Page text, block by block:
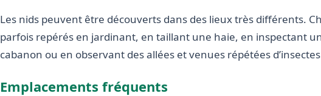
Les nids peuvent être découverts dans des lieux très différents.
parfois repérés en jardinant, en taillant une haie, en inspectant
cabanon ou en observant des allées et venues répétées
Emplacements fréquents